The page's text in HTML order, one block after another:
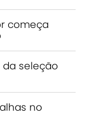
começa
seleção
no